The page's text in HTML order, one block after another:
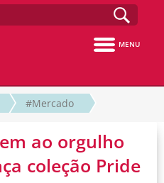
MENU
#Mercado
ao orgulho
coleção Pride